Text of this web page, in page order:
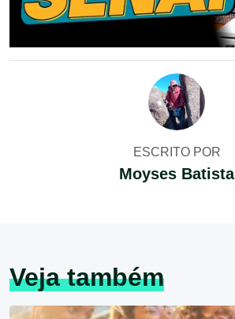
ESCRITO POR
Moyses Batista
Veja também